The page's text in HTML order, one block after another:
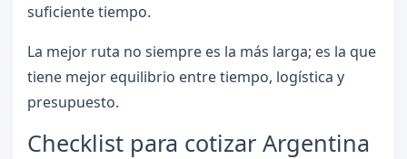
suficiente tiempo.
La mejor ruta no siempre es la más larga; es la que
tiene mejor equilibrio entre tiempo, logística y
presupuesto.
Checklist para cotizar Argentina